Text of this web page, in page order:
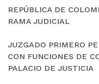
REPÚBLICA DE
RAMA JUDICIAL
JUZGADO PRIMERO
CON FUNCIONES DE
PALACIO DE JUSTICIA